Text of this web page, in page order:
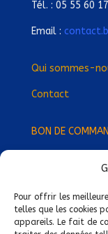
Pour offrir les
telles que les cookies
appareils. Le fait de
Tél. : 05 55 60
Email :
Qui sommes-
Contact
BON DE
Devenez
Trouvez-nous
Mentions